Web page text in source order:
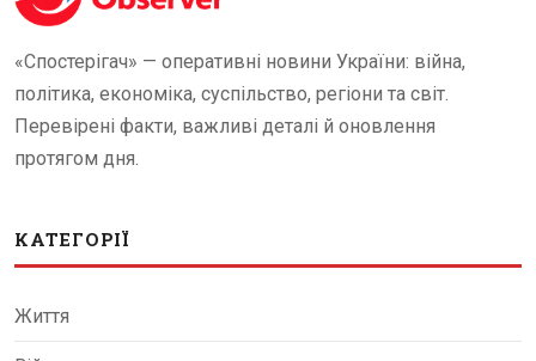
«Спостерігач» — оперативні новини України: війна,
політика, економіка, суспільство, регіони та світ.
Перевірені факти, важливі деталі й оновлення
протягом дня.
КАТЕГОРІЇ
Життя